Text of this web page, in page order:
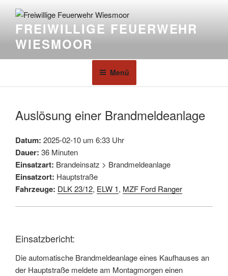
FREIWILLIGE FEUERWEHR
WIESMOOR
Menü
Auslösung einer Brandmeldeanlage
Datum: 2025-02-10 um 6:33 Uhr
Dauer: 36 Minuten
Einsatzart: Brandeinsatz > Brandmeldeanlage
Einsatzort: Hauptstraße
Fahrzeuge: DLK 23/12, ELW 1, MZF Ford Ranger
Einsatzbericht:
Die automatische Brandmeldeanlage eines Kaufhauses an
der Hauptstraße meldete am Montagmorgen einen